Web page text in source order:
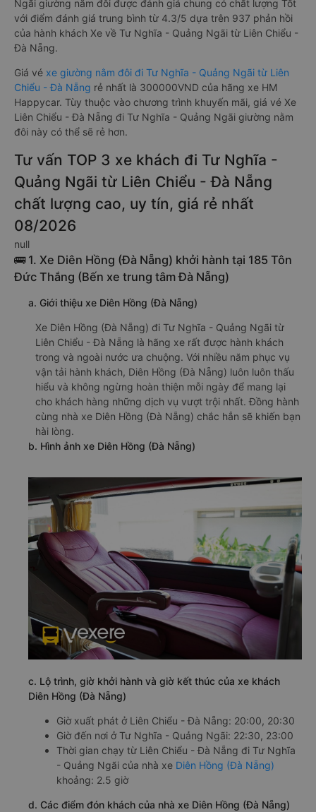
Ngãi giường nằm đôi được đánh giá chung có chất lượng Tốt
với điểm đánh giá trung bình từ 4.3/5 dựa trên 937 phản hồi
của hành khách Xe về Tư Nghĩa - Quảng Ngãi từ Liên Chiểu -
Đà Nẵng.
Giá vé xe giường nằm đôi đi Tư Nghĩa - Quảng Ngãi từ Liên
Chiểu - Đà Nẵng rẻ nhất là 300000VND của hãng xe HM
Happycar. Tùy thuộc vào chương trình khuyến mãi, giá vé Xe
Liên Chiểu - Đà Nẵng đi Tư Nghĩa - Quảng Ngãi giường nằm
đôi này có thể sẽ rẻ hơn.
Tư vấn TOP 3 xe khách đi Tư Nghĩa -
Quảng Ngãi từ Liên Chiểu - Đà Nẵng
chất lượng cao, uy tín, giá rẻ nhất
08/2026
null
🚌 1. Xe Diên Hồng (Đà Nẵng) khởi hành tại 185 Tôn
Đức Thắng (Bến xe trung tâm Đà Nẵng)
a. Giới thiệu xe Diên Hồng (Đà Nẵng)
Xe Diên Hồng (Đà Nẵng) đi Tư Nghĩa - Quảng Ngãi từ
Liên Chiểu - Đà Nẵng là hãng xe rất được hành khách
trong và ngoài nước ưa chuộng. Với nhiều năm phục vụ
vận tải hành khách, Diên Hồng (Đà Nẵng) luôn luôn thấu
hiểu và không ngừng hoàn thiện mỗi ngày để mang lại
cho khách hàng những dịch vụ vượt trội nhất. Đồng hành
cùng nhà xe Diên Hồng (Đà Nẵng) chắc hẳn sẽ khiến bạn
hài lòng.
b. Hình ảnh xe Diên Hồng (Đà Nẵng)
c. Lộ trình, giờ khởi hành và giờ kết thúc của xe khách
Diên Hồng (Đà Nẵng)
Giờ xuất phát ở Liên Chiểu - Đà Nẵng: 20:00, 20:30
Giờ đến nơi ở Tư Nghĩa - Quảng Ngãi: 22:30, 23:00
Thời gian chạy từ Liên Chiểu - Đà Nẵng đi Tư Nghĩa
- Quảng Ngãi của nhà xe Diên Hồng (Đà Nẵng)
khoảng: 2.5 giờ
d. Các điểm đón khách của nhà xe Diên Hồng (Đà Nẵng)